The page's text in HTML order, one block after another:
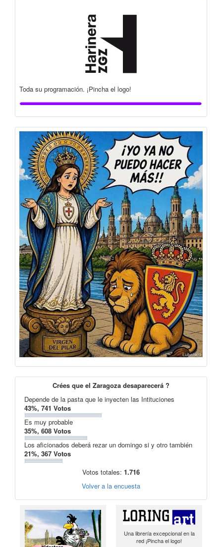
Toda su programación. ¡Pincha el logo!
Crées que el Zaragoza desaparecerá ?
Depende de la pasta que le inyecten las Intituciones
43%, 741 Votos
Es muy probable
35%, 608 Votos
Los aficionados deberá rezar un domingo si y otro también
21%, 367 Votos
Votos totales: 1.716
Volver a la encuesta
Una librería excepcional en la
red ¡Pincha el logo!